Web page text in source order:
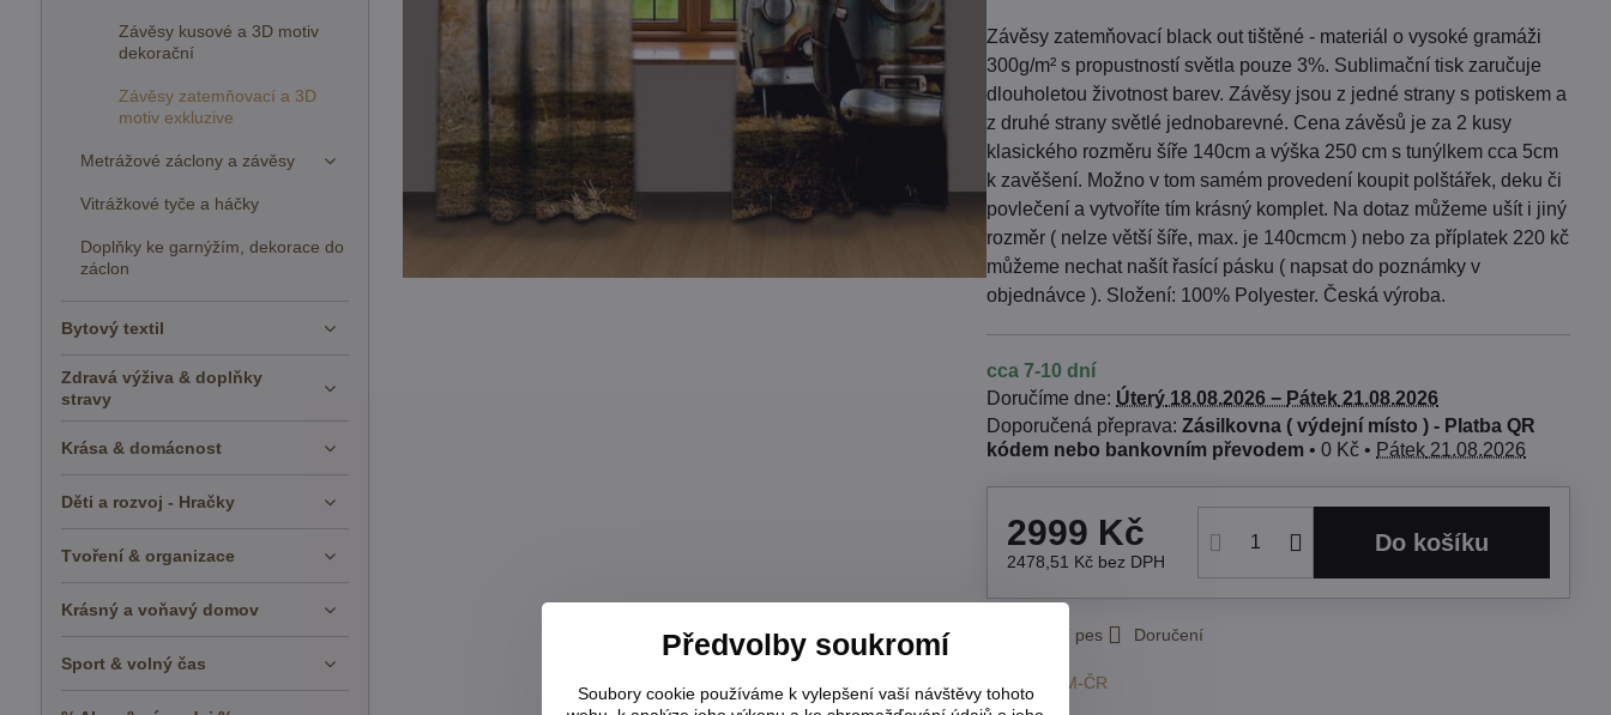
Závěsy zatemňovací black out tištěné - materiál o vysoké gramáži
300g/m² s propustností světla pouze 3%. Sublimační tisk zaručuje
dlouholetou životnost barev. Závěsy jsou z jedné strany s potiskem a
z druhé strany světlé jednobarevné. Cena závěsů je za 2 kusy
klasického rozměru šíře 140cm a výška 250 cm s tunýlkem cca 5cm
k zavěšení. Možno v tom samém provedení koupit polštářek, deku či
povlečení a vytvoříte tím krásný komplet. Na dotaz můžeme ušít i jiný
rozměr ( nelze větší šíře, max. je 140cmcm ) nebo za příplatek 220 kč
můžeme nechat našít řasící pásku ( napsat do poznámky v
objednávce ). Složení: 100% Polyester. Česká výroba.
cca 7-10 dní
Doručíme dne: Úterý 18.08.2026 − Pátek 21.08.2026
Zásilkovna ( výdejní místo ) - Platba QR
kódem nebo bankovním převodem •0 Kč • Pátek 21.08.2026
2999 Kč
2478,51 Kč bez DPH
Do košíku
Hlídací pes Doručení
IM-ČR
Závěsy kusové a 3D motiv
dekorační
Závěsy zatemňovací a 3D
motiv exkluzive
Metrážové záclony a závěsy
Vitrážkové tyče a háčky
Doplňky ke garnýžím, dekorace do
záclon
Bytový textil
Zdravá výživa & doplňky
stravy
Krása & domácnost
Děti a rozvoj - Hračky
Tvoření & organizace
Krásný a voňavý domov
Sport & volný čas
Předvolby soukromí
Soubory cookie používáme k vylepšení vaší návštěvy tohoto